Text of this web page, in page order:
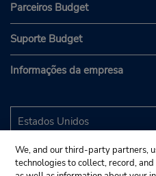
Parceiros Budget
Suporte Budget
Informações da empresa
We, and our third-party partners,
technologies to collect, record,